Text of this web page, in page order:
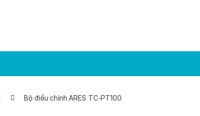
Bộ điều chỉnh ARES TC-PT100